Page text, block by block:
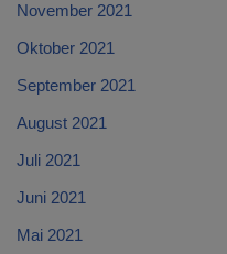
November 2021
Oktober 2021
September 2021
August 2021
Juli 2021
Juni 2021
Mai 2021